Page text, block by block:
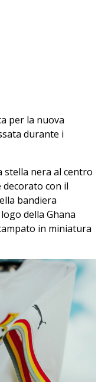
per la nuova
durante i
stella nera al centro
con il
bandiera
della Ghana
in miniatura